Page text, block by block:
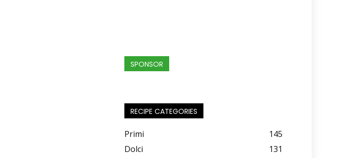
SPONSOR
RECIPE CATEGORIES
Primi
145
Dolci
131